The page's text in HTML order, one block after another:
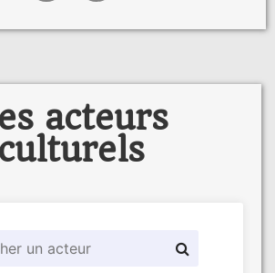
acteurs
culturels